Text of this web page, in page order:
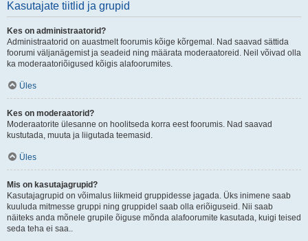
Kasutajate tiitlid ja grupid
Kes on administraatorid?
Administraatorid on auastmelt foorumis kõige kõrgemal. Nad saavad sättida
foorumi väljanägemist ja seadeid ning määrata moderaatoreid. Neil võivad olla
ka moderaatoriõigused kõigis alafoorumites.
Üles
Kes on moderaatorid?
Moderaatorite ülesanne on hoolitseda korra eest foorumis. Nad saavad
kustutada, muuta ja liigutada teemasid.
Üles
Mis on kasutajagrupid?
Kasutajagrupid on võimalus liikmeid gruppidesse jagada. Üks inimene saab
kuuluda mitmesse gruppi ning gruppidel saab olla eriõiguseid. Nii saab
näiteks anda mõnele grupile õiguse mõnda alafoorumite kasutada, kuigi teised
seda teha ei saa..